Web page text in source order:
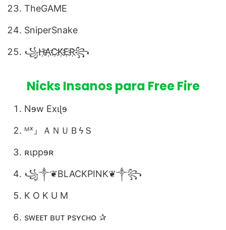
TheGAME
SniperSnake
꧁H҉A҉C҉K҉E҉R҉꧂
Nicks Insanos para Free Fire
Nɘw Exɩɭɘ
ᴹˣ』ＡＮＵＢϟＳ
ʀɩppɘʀ
꧁༒❦BLACKPINK❦༒꧂
K O K U M
sᴡᴇᴇᴛ ʙᴜᴛ ᴘsʏᴄʜᴏ ✰